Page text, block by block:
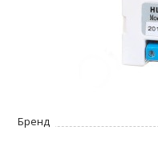
Бренд